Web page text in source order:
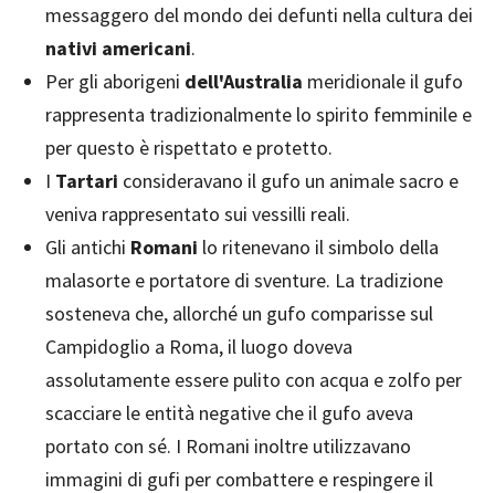
messaggero del mondo dei defunti nella cultura dei
nativi americani.
Per gli aborigeni dell'Australia meridionale il gufo
rappresenta tradizionalmente lo spirito femminile e
per questo è rispettato e protetto.
I Tartari consideravano il gufo un animale sacro e
veniva rappresentato sui vessilli reali.
Gli antichi Romani lo ritenevano il simbolo della
malasorte e portatore di sventure. La tradizione
sosteneva che, allorché un gufo comparisse sul
Campidoglio a Roma, il luogo doveva
assolutamente essere pulito con acqua e zolfo per
scacciare le entità negative che il gufo aveva
portato con sé. I Romani inoltre utilizzavano
immagini di gufi per combattere e respingere il